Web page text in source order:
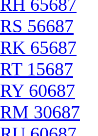
RH 65687
RS 56687
RK 65687
RT 15687
RY 60687
RM 30687